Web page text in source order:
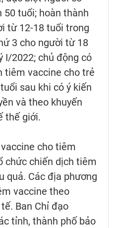
50 tuổi; hoàn thành
từ 12-18 tuổi trong
3 cho người từ 18
I/2022; chủ động có
tiêm vaccine cho trẻ
sau khi có ý kiến
và theo khuyến
thế giới.
cho tiêm
chức chiến dịch tiêm
quả. Các địa phương
vaccine theo
Ban Chỉ đạo
tỉnh, thành phố bảo